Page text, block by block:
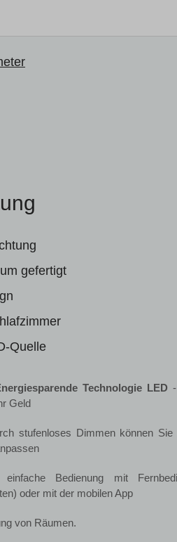
gefertigt
Quelle
Technologie LED
Geld
stufenloses Dimmen können Sie
Bedienung mit
oder mit der mobilen App
von Räumen.